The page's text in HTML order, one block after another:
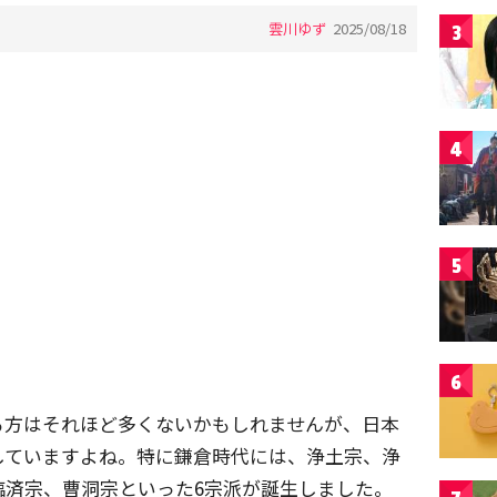
雲川ゆず 2025/08/18
はそれほど多くないかもしれませんが、日本
いますよね。特に鎌倉時代には、浄土宗、浄
宗、曹洞宗といった6宗派が誕生しました。
3
4
5
6